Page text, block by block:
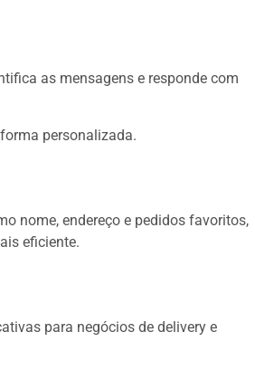
as mensagens e responde com
personalizada.
nome, endereço e pedidos favoritos,
eficiente.
para negócios de delivery e